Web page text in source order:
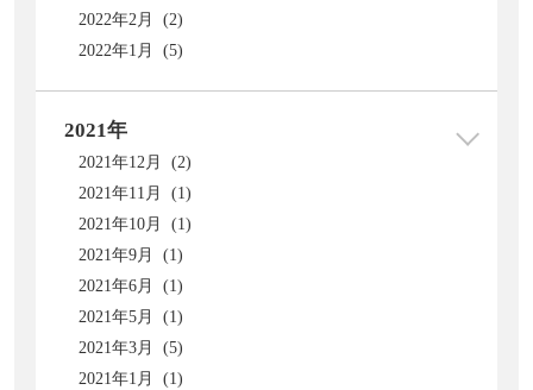
2022年2月 (2)
2022年1月 (5)
2021年
2021年12月 (2)
2021年11月 (1)
2021年10月 (1)
2021年9月 (1)
2021年6月 (1)
2021年5月 (1)
2021年3月 (5)
2021年1月 (1)